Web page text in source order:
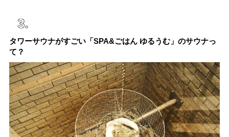
タワーサウナがすごい「SPA&ごはん ゆるうむ」のサウナっ
て？